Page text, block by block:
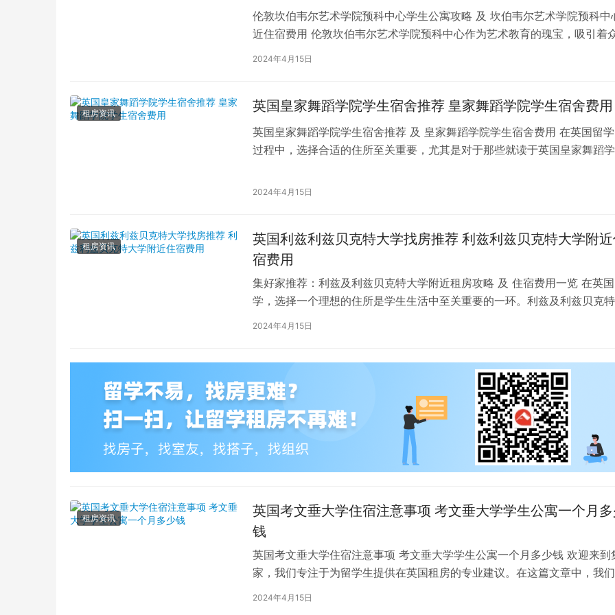
伦敦坎伯韦尔艺术学院预科中心学生公寓攻略 及 坎伯韦尔艺术学院预科中
近住宿费用 伦敦坎伯韦尔艺术学院预科中心作为艺术教育的瑰宝，吸引着
2024年4月15日
租房资讯 英国皇家舞蹈学院学生宿舍推荐 皇家舞蹈学院学生宿舍费用
英国皇家舞蹈学院学生宿舍推荐 及 皇家舞蹈学院学生宿舍费用 在英国留
过程中，选择合适的住所至关重要，尤其是对于那些就读于英国皇家舞蹈学
2024年4月15日
租房资讯
英国利兹利兹贝克特大学找房推荐 利兹利兹贝克特大学附
宿费用
集好家推荐：利兹及利兹贝克特大学附近租房攻略 及 住宿费用一览 在英
学，选择一个理想的住所是学生生活中至关重要的一环。利兹及利兹贝克特
学（以下简称利兹贝大）作为英国一所卓越的…
2024年4月15日
租房资讯
英国考文垂大学住宿注意事项 考文垂大学学生公寓一个月
钱
英国考文垂大学住宿注意事项 考文垂大学学生公寓一个月多少钱 欢迎来到
家，我们专注于为留学生提供在英国租房的专业建议。在这篇文章中，我们
深入探讨英国考文垂大学住宿的注意事项，以…
2024年4月15日